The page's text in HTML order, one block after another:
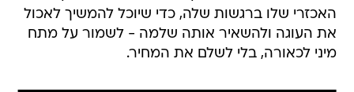
האכזרי שלו ברגשות שלה, כדי שיוכל להמשיך לאכול
את העוגה ולהשאיר אותה שלמה - לשמור על מתח
מיני לכאורה, בלי לשלם את המחיר.